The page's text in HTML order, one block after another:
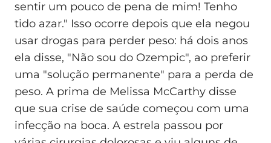
sentir um pouco de pena de mim! Tenho
tido azar." Isso ocorre depois que ela negou
usar drogas para perder peso: há dois anos
ela disse, "Não sou do Ozempic", ao preferir
uma "solução permanente" para a perda de
peso. A prima de Melissa McCarthy disse
que sua crise de saúde começou com uma
infecção na boca. A estrela passou por